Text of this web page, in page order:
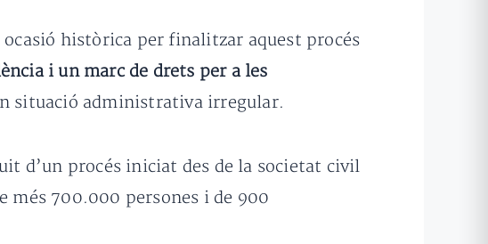
històrica per finalitzar aquest procés
i un marc de drets per a les
situació administrativa irregular.
d’un procés iniciat des de la societat civil
més 700.000 persones i de 900